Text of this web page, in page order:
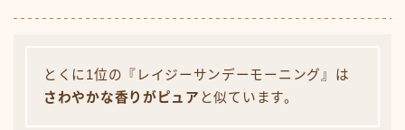
とくに1位の『レイジーサンデーモーニング』は
さわやかな香りがピュア と似ています。